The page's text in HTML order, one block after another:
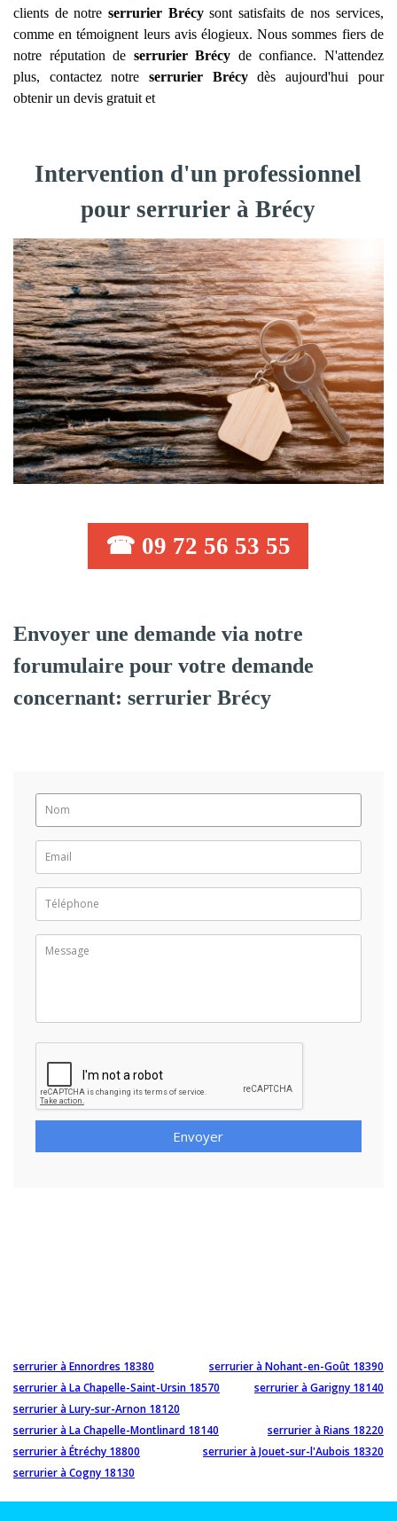
clients de notre serrurier Brécysont satisfaits de nos services,
comme en témoignent leurs avis élogieux. Nous sommes fiers de
notre réputation de serrurier Brécy de confiance. N'attendez
plus, contactez notreserrurier Brécydès aujourd'hui pour
obtenir un devis gratuit et
Intervention d'un professionnel
pour serrurier à Brécy
☎ 09 72 56 53 55
Envoyer une demande via notre
forumulaire pour votre demande
concernant: serrurier Brécy
Envoyer
serrurier à Ennordres 18380
serrurier à Nohant-en-Goût 18390
serrurier à La Chapelle-Saint-Ursin 18570
serrurier à Garigny 18140
serrurier à Lury-sur-Arnon 18120
serrurier à La Chapelle-Montlinard 18140
serrurier à Rians 18220
serrurier à Étréchy 18800
serrurier à Jouet-sur-l'Aubois 18320
serrurier à Cogny 18130